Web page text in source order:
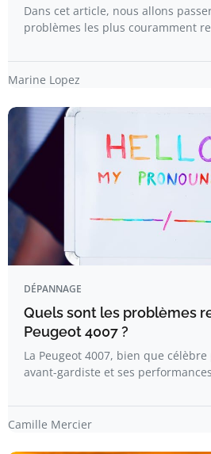
Dans cet article, nous allons
problèmes les plus couramment
Marine Lopez
DÉPANNAGE
Quels sont les problèmes
Peugeot 4007 ?
La Peugeot 4007, bien que
avant-gardiste et ses
Camille Mercier